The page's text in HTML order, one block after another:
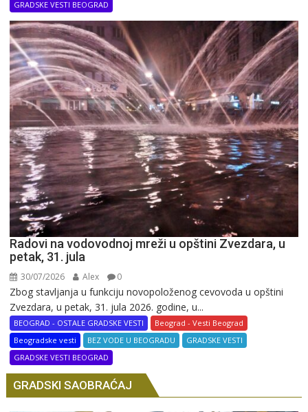
GRADSKE VESTI BEOGRAD
Radovi na vodovodnoj mreži u opštini Zvezdara, u
petak, 31. jula
30/07/2026 Alex 0
Zbog stavljanja u funkciju novopoloženog cevovoda u opštini
Zvezdara, u petak, 31. jula 2026. godine, u...
BEOGRAD - OSTALE GRADSKE VESTI
Beograd - Vesti Beograd
Beogradske vesti
BEZ VODE U BEOGRADU
GRADSKE VESTI
GRADSKE VESTI BEOGRAD
GRADSKI SAOBRAĆAJ